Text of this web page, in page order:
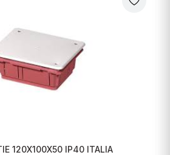
120X100X50 IP40 ITALIA